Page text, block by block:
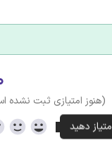
(هنوز امتیازی ثبت نشده